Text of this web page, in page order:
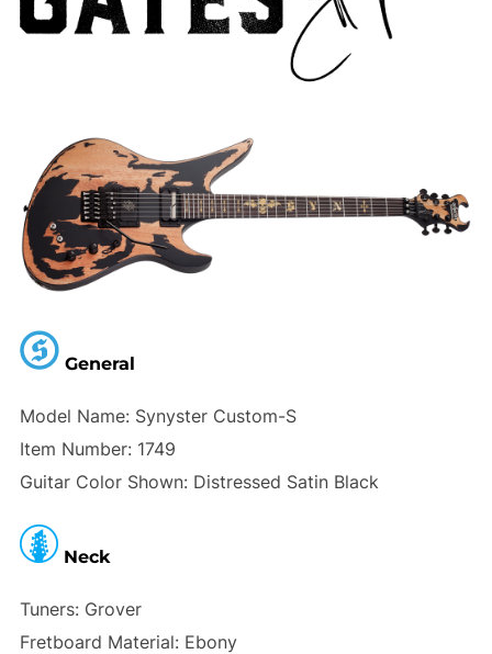
General
Model Name: Synyster Custom-S
Item Number: 1749
Guitar Color Shown: Distressed Satin Black
Neck
Tuners: Grover
Fretboard Material: Ebony